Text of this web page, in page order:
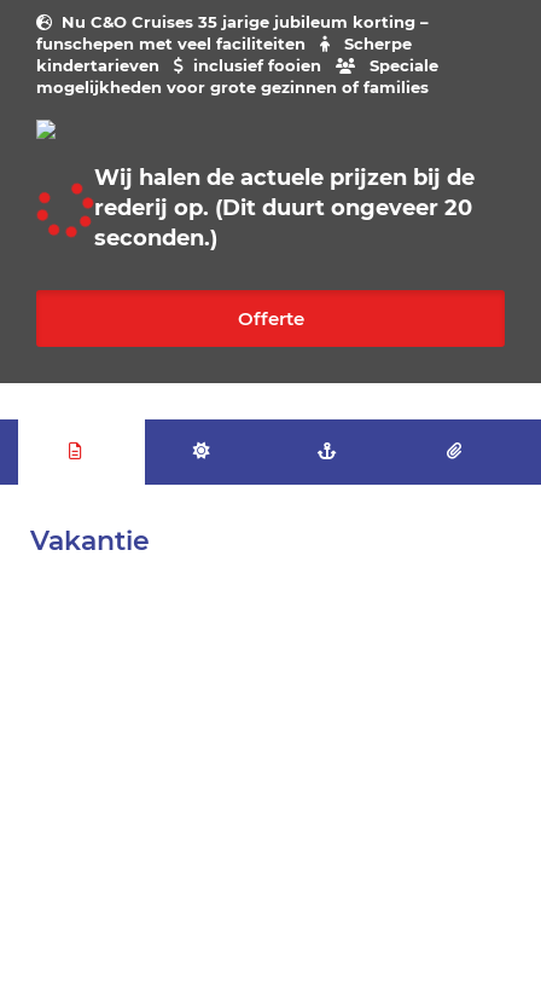
Nu C&O Cruises 35 jarige jubileum korting –
funschepen met veel faciliteiten
Scherpe
kindertarieven
inclusief fooien
Speciale
mogelijkheden voor grote gezinnen of families
Wij halen de actuele prijzen bij de
rederij op. (Dit duurt ongeveer 20
seconden.)
Offerte
Vakantie